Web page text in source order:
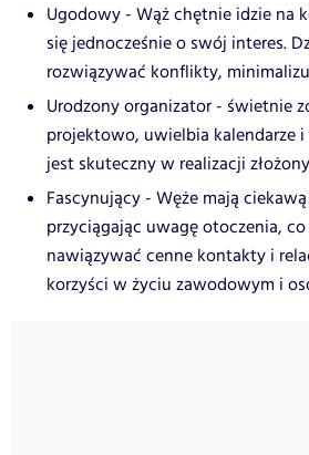
Ugodowy - Wąż chętnie idzie na
się jednocześnie o swój interes.
rozwiązywać konflikty,
Urodzony organizator - świetnie
projektowo, uwielbia kalendarze i
jest skuteczny w realizacji
Fascynujący - Węże mają
przyciągając uwagę otoczenia,
nawiązywać cenne kontakty i
korzyści w życiu zawodowym i